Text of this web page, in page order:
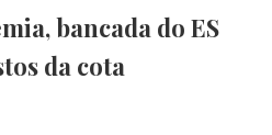
bancada do ES
da cota